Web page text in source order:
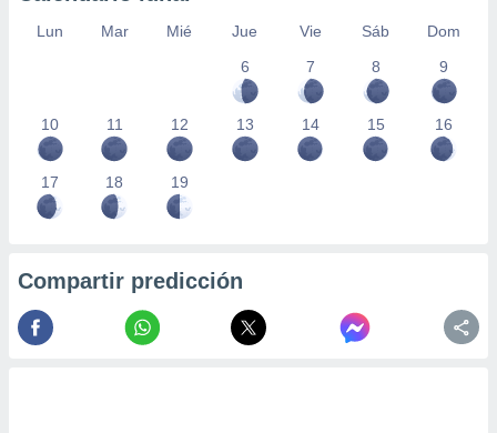
Lun Mar Mié Jue Vie Sáb
Dom
6
7 8 9
10 11 12 13 14 15 16
17 18 19
Compartir predicción